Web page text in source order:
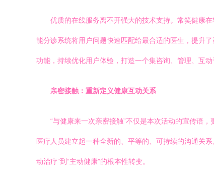
优质的在线服务离不开强大的技术支持。常笑健康
能分诊系统将用户问题快速匹配给最合适的医生，提升
功能，持续优化用户体验，打造一个集咨询、管理、互动
亲密接触：重新定义健康互动关系
“与健康来一次亲密接触”不仅是本次活动的宣传语
医疗人员建立起一种全新的、平等的、可持续的沟通关
动治疗”到“主动健康”的根本性转变。